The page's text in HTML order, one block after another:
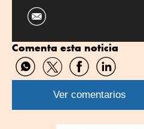
Comenta esta noticia
Compartir
por
WhatsApp
Compartir
por
Twitter
Compartir
por
Facebook
Compartir
por
Linkedin
Ver comentarios